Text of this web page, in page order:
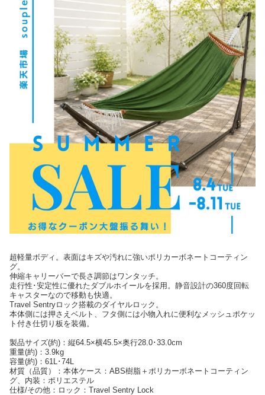
超軽量ボディ。表面はキズや汚れに強いポリカーボネートコーティン
グ。
伸縮キャリーバーで長さ調節はワンタッチ。
走行性･安定性に優れたダブルホイールを採用。静音設計の360度回転
キャスターなので移動も快適。
Travel Sentryロック搭載のダイヤルロック。
本体側には押さえベルト、フタ側には小物入れに便利なメッシュポケッ
ト付き仕切り板を装備。
製品サイズ(約)：縦64.5×横45.5×奥行28.0･33.0cm
重量(約)：3.9kg
容量(約)：61L･74L
材質（品質）：本体ケース：ABS樹脂＋ポリカーボネートコーティン
グ、内装：ポリエステル
仕様/その他：ロック：Travel Sentry Lock